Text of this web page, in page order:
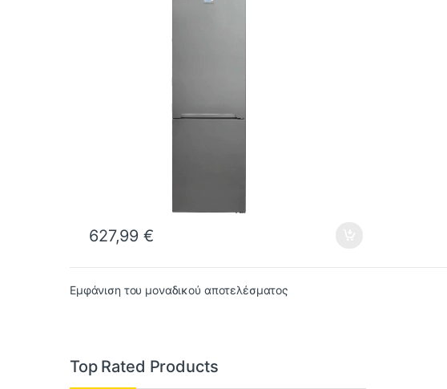
627,99€
Εμφάνιση του μοναδικού αποτελέσματος
Top Rated Products